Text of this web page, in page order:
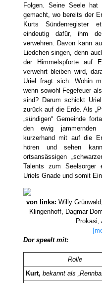
Folgen. Seine Seele
gemacht, wo bereits der
Kurts Sündenregister
eindeutig dafür, ihm
verwehren. Davon kann
Liedchen singen, denn
der Himmelspforte auf
verwehrt bleiben wird,
Uriel fragt sich: Wohin
wenn sowohl Fegefeuer
sind? Darum schickt
zurück auf die Erde. Als
„sündigen“ Gemeinde
den ewig
kurzerhand mit auf die
hören und sehen
ortsansässigen
Talents zum
Uriels Gnade und somit
von links: Willy
Klingenhoff, Dagmar
Prokasi,
Dor speelt mit:
Rolle
Kurt, bekannt als